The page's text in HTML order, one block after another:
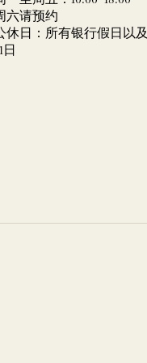
六请预约
休日：所有银行假日以
日